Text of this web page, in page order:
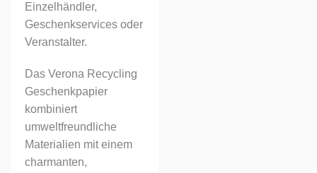
Einzelhändler,
Geschenkservices oder
Veranstalter.
Das Verona Recycling
Geschenkpapier
kombiniert
umweltfreundliche
Materialien mit einem
charmanten,